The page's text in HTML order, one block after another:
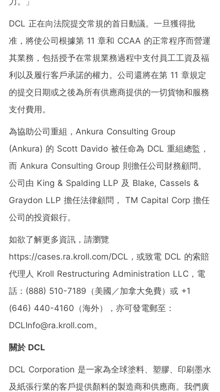
DCL 正在向法院提交常規的首日動議。一旦獲得批
准，將使公司根據第 11 章和 CCAA 的正常程序而營運
其業務，包括授予在常規業務過程中支付員工工資及福
利以及履行客戶承諾的權力。公司還將在第 11 章規定
的提交日期或之後為所有供應商提供的一切貨物和服務
支付費用。
為協助公司重組，Ankura Consulting Group
(Ankura) 的 Scott Davido 被任命為 DCL 重組總監，
而 Ankura Consulting Group 則擔任公司財務顧問。
公司由 King & Spalding LLP 及 Blake, Cassels &
Graydon LLP 擔任法律顧問， TM Capital Corp 擔任
公司的投資銀行。
如欲了解更多資訊，請瀏覽
https://cases.ra.kroll.com/DCL，或致電 DCL 的索賠
代理人 Kroll Restructuring Administration LLC，電
話：(888) 510-7189（美國／加拿大免費）或 +1
(646) 440-4160（海外），亦可發電郵至：
DCLInfo@ra.kroll.com。
關於DCL
DCL Corporation 是一家為全球塗料、塑膠、印刷墨水
及紙張行業的客戶提供顏料的製造商和供應商。我們廣